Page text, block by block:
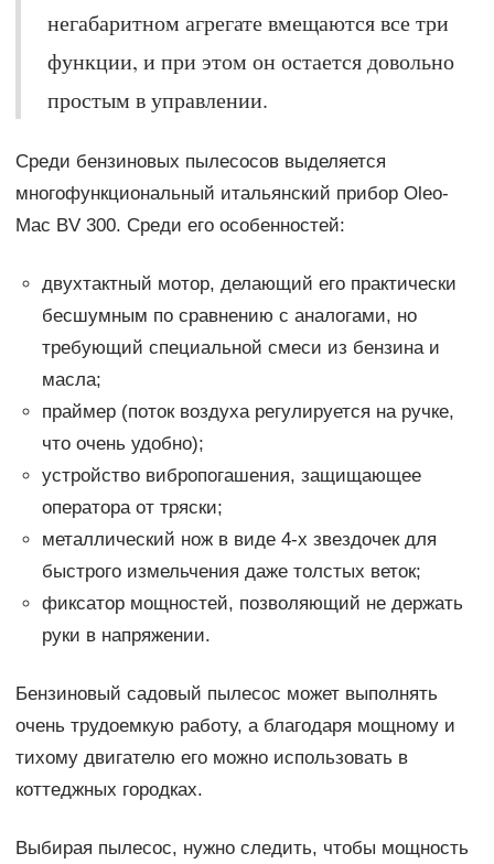
негабаритном агрегате вмещаются все три
функции, и при этом он остается довольно
простым в управлении.
Среди бензиновых пылесосов выделяется
многофункциональный итальянский прибор Oleo-
Mac BV 300. Среди его особенностей:
двухтактный мотор, делающий его практически
бесшумным по сравнению с аналогами, но
требующий специальной смеси из бензина и
масла;
праймер (поток воздуха регулируется на ручке,
что очень удобно);
устройство вибропогашения, защищающее
оператора от тряски;
металлический нож в виде 4-х звездочек для
быстрого измельчения даже толстых веток;
фиксатор мощностей, позволяющий не держать
руки в напряжении.
Бензиновый садовый пылесос может выполнять
очень трудоемкую работу, а благодаря мощному и
тихому двигателю его можно использовать в
коттеджных городках.
Выбирая пылесос, нужно следить, чтобы мощность